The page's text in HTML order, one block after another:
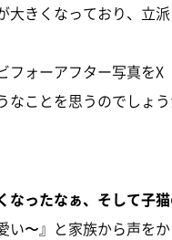
大きくなっており、立
フォーアフター写真を
なことを思うのでしょ
なったなぁ、そして子
い〜』と家族から声を